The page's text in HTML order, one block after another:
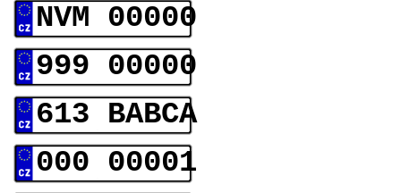
NVM 00000
999 00000
613 BABCA
000 00001